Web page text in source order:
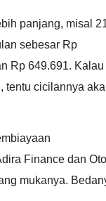
panjang, misal
sebesar Rp
Rp 649.691. Kalau
tentu cicilannya
Finance dan Oto
mukanya.